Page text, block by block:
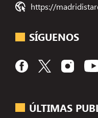
ÚLTIMAS
https://
SÍGUENOS